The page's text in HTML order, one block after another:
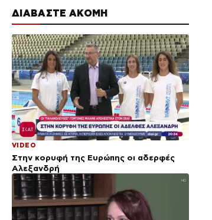
ΔΙΑΒΑΣΤΕ ΑΚΟΜΗ
VIDEO
Στην κορυφή της Ευρώπης οι αδερφές
Αλεξανδρή